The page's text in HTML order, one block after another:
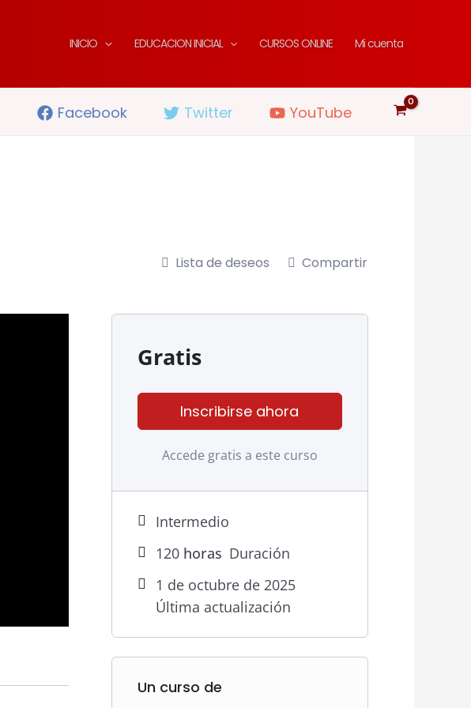
INICIO EDUCACION INICIAL CURSOS ONLINE Mi cuenta
Facebook Twitter YouTube
Lista de deseos Compartir
Gratis
Inscribirse ahora
Accede gratis a este curso
Intermedio
120horas Duración
1 de octubre de 2025
Última actualización
Un curso de